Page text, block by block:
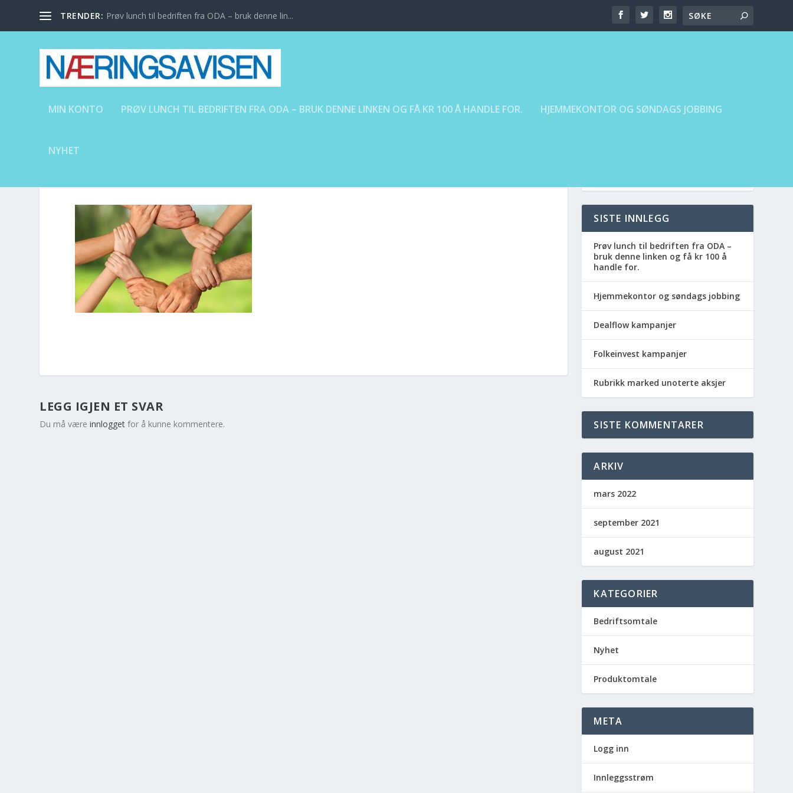
TRENDER: Prøv lunch til bedriften fra ODA – bruk denne lin...
MIN KONTO PRØV LUNCH TIL BEDRIFTEN FRA ODA – BRUK DENNE LINKEN OG FÅ KR 100 Å HANDLE FOR. HJEMMEKONTOR OG SØNDAGS JOBBING
NYHET
LEGG IGJEN ET SVAR
Du må væreinnlogget for å kunne kommentere.
SISTE INNLEGG
Prøv lunch til bedriften fra ODA –
bruk denne linken og få kr 100 å
handle for.
Hjemmekontor og søndags jobbing
Dealflow kampanjer
Folkeinvest kampanjer
Rubrikk marked unoterte aksjer
SISTE KOMMENTARER
ARKIV
mars 2022
september 2021
august 2021
KATEGORIER
Bedriftsomtale
Nyhet
Produktomtale
META
Logg inn
Innleggsstrøm